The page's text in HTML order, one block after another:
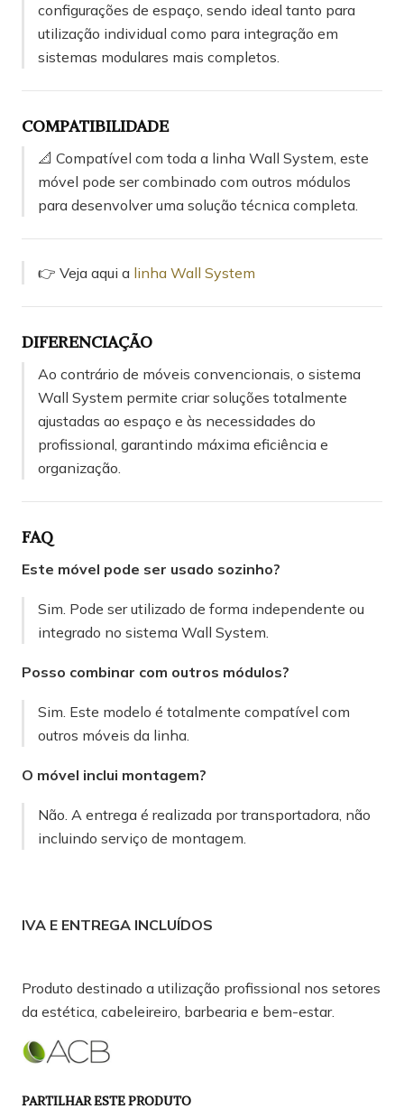
configurações de espaço, sendo ideal tanto para
utilização individual como para integração em
sistemas modulares mais completos.
COMPATIBILIDADE
📐 Compatível com toda a linha Wall System, este
móvel pode ser combinado com outros módulos
para desenvolver uma solução técnica completa.
👉 Veja aqui a linha Wall System
DIFERENCIAÇÃO
Ao contrário de móveis convencionais, o sistema
Wall System permite criar soluções totalmente
ajustadas ao espaço e às necessidades do
profissional, garantindo máxima eficiência e
organização.
FAQ
Este móvel pode ser usado sozinho?
Sim. Pode ser utilizado de forma independente ou
integrado no sistema Wall System.
Posso combinar com outros módulos?
Sim. Este modelo é totalmente compatível com
outros móveis da linha.
O móvel inclui montagem?
Não. A entrega é realizada por transportadora, não
incluindo serviço de montagem.
IVA E ENTREGA INCLUÍDOS
Produto destinado a utilização profissional nos setores
da estética, cabeleireiro, barbearia e bem-estar.
PARTILHAR ESTE PRODUTO